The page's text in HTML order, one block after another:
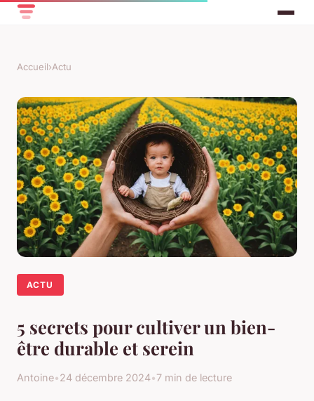
Accueil›Actu
ACTU
5 secrets pour cultiver un bien-
être durable et serein
Antoine•24 décembre 2024•7 min de lecture